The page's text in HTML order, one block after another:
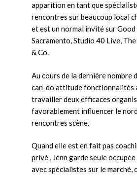
apparition en tant que
rencontres sur beaucoup local
et est un normal invité sur
Sacramento, Studio 40 Live,
& Co.
Au cours de la dernière nombre
can-do attitude fonctionnalités
travailler deux efficaces
favorablement influencer le
rencontres scène.
Quand elle est en fait pas
privé , Jenn garde seule
avec spécialistes sur le marché,